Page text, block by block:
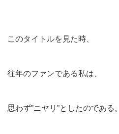
このタイトルを見た時、
往年のファンである私は、
思わず”ニヤリ”としたのである。